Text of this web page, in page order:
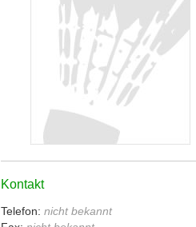
Kontakt
Telefon: nicht bekannt